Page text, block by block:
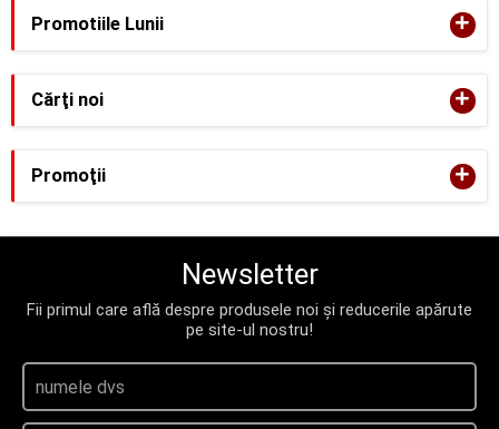
Promotiile Lunii +
Cărţi noi +
Promoţii +
Newsletter
Fii primul care află despre produsele noi și reducerile apărute
pe site-ul nostru!